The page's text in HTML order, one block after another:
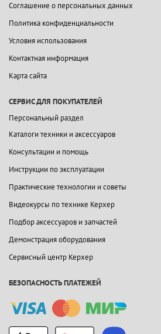
Соглашение о персональных данных
Политика конфиденциальности
Условия использования
Контактная информация
Карта сайта
СЕРВИС ДЛЯ ПОКУПАТЕЛЕЙ
Персональный раздел
Каталоги техники и аксессуаров
Консультации и помощь
Инструкции по эксплуатации
Практические технологии и советы
Видеокурсы по технике Керхер
Подбор аксессуаров и запчастей
Демонстрация оборудования
Сервисный центр Керхер
БЕЗОПАСНОСТЬ ПЛАТЕЖЕЙ